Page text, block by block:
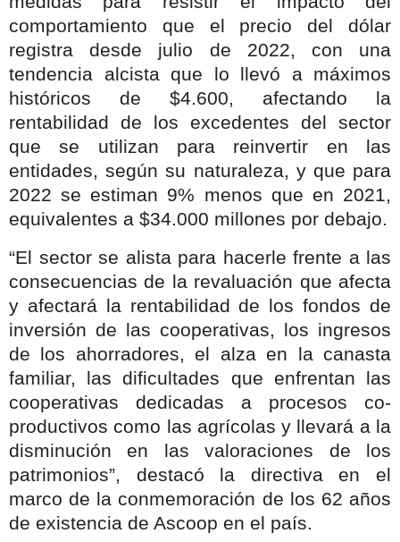
comportamiento que el precio del dólar
registra desde julio de 2022, con una
tendencia alcista que lo llevó a máximos
históricos de $4.600, afectando la
rentabilidad de los excedentes del sector
que se utilizan para reinvertir en las
entidades, según su naturaleza, y que para
2022 se estiman 9% menos que en 2021,
equivalentes a $34.000 millones por debajo.
“El sector se alista para hacerle frente a las
consecuencias de la revaluación que afecta
y afectará la rentabilidad de los fondos de
inversión de las cooperativas, los ingresos
de los ahorradores, el alza en la canasta
familiar, las dificultades que enfrentan las
cooperativas dedicadas a procesos co-
productivos como las agrícolas y llevará a la
disminución en las valoraciones de los
patrimonios”, destacó la directiva en el
marco de la conmemoración de los 62 años
de existencia de Ascoop en el país.